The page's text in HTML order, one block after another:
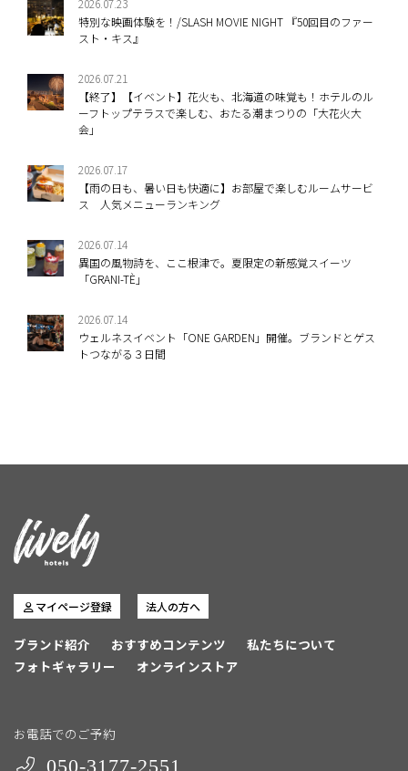
特別な映画体験を！/SLASH MOVIE NIGHT 『50回目のファー
スト・キス』
2026.07.21
【終了】【イベント】花火も、北海道の味覚も！ホテルのル
ーフトップテラスで楽しむ、おたる潮まつりの「大花火大
会」
2026.07.17
【雨の日も、暑い日も快適に】お部屋で楽しむルームサービ
ス 人気メニューランキング
2026.07.14
異国の風物詩を、ここ根津で。夏限定の新感覚スイーツ
「GRANI-TÈ」
2026.07.14
ウェルネスイベント「ONE GARDEN」開催。ブランドとゲス
トつながる３日間
マイページ登録 法人の方へ
ブランド紹介 おすすめコンテンツ
私たちについて
フォトギャラリー
オンラインストア
お電話でのご予約
050-3177-2551